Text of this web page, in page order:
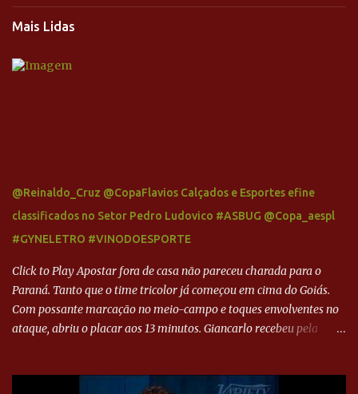
Mais Lidas
@Reinaldo_Cruz @CopaFlavios Calçados e Esportes efine
classificados no Setor Pedro Ludovico #ASBUG @Copa_aespl
#GYNELETRO #VINODOESPORTE
Click to Play Apostar fora de casa não pareceu charada para o
Paraná. Tanto que o time tricolor já começou em cima do Goiás.
Com possante marcação no meio-campo e toques envolventes no
ataque, abriu o placar aos 13 minutos. Giancarlo recebeu pela
Paraná ampliou a vantagem aos 21 minutos. Éverton Garroni